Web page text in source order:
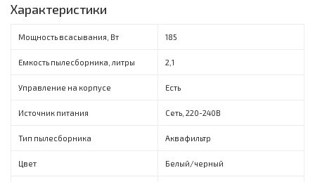
Характеристики
Мощность всасывания, Вт 185
Емкость пылесборника, литры 2,1
Управление на корпусе Есть
Источник питания Сеть, 220-240В
Тип пылесборника Аквафильтр
Цвет Белый/черный